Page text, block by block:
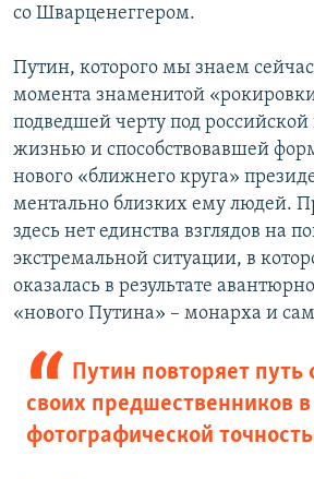
со Шварценеггером.
Путин, которого мы знаем
момента знаменитой
подведшей черту под
жизнью и способствовавшей
нового «ближнего круга»
ментально близких ему людей.
здесь нет единства взглядов на
экстремальной ситуации, в
оказалась в результате
«нового Путина» – монарха и
Путин повторяет путь
своих предшественников
фотографической